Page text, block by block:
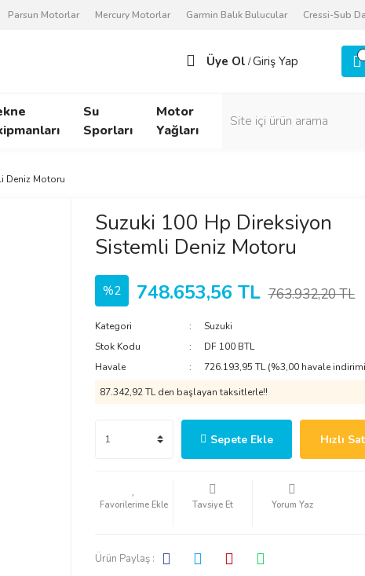
Parsun Motorlar Mercury Motorlar Garmin Balık Bulucular Cressi-Sub
Üye Ol /Giriş Yap
Su
Sporları
Motor
Yağları
Deniz Motoru
Suzuki 100 Hp Direksiyon
Sistemli Deniz Motoru
%2 748.653,56 TL 763.932,20 TL
Kategori
Suzuki
Stok Kodu
DF 100 BTL
Havale
726.193,95 TL (%3,00 havale
87.342,92 TL den başlayan taksitlerle!!
Sepete Ekle Hızlı
Tavsiye Et Yorum Yaz
Ürün Paylaş :